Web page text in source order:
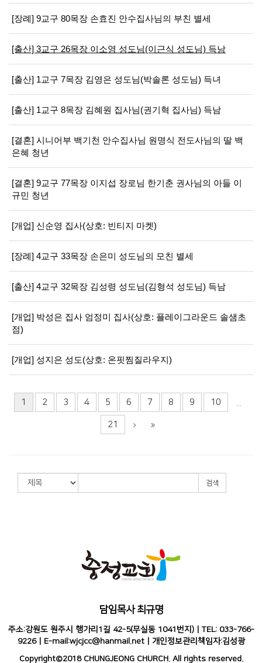
[장례] 9교구 80목장 손효진 안수집사님의 부친 별세
[출산] 3교구 26목장 이소영 성도님(이근식 성도님) 득남
[출산] 1교구 7목장 김영은 성도님(박솔론 성도님) 득녀
[출산] 1교구 8목장 김혜원 집사님(권기혁 집사님) 득남
[결혼] 시니어부 백기천 안수집사님 원명식 전도사님의 딸 백
은혜 청년
[결혼] 9교구 77목장 이지섭 장로님 한기춘 권사님의 아들 이
규민 청년
[개업] 신순영 집사(상호: 빈티지 마켓)
[장례] 4교구 33목장 손은미 성도님의 모친 별세
[출산] 4교구 32목장 김성령 성도님(김형석 성도님) 득남
[개업] 박성은 집사 엄정미 집사(상호: 플레이그라운드 솔샘초
점)
[개업] 성지은 성도(상호: 온핏찜질라우지)
1 2 3 4 5 6 7 8 9 10
21
검색
담임목사 최규명
주소:강원도 원주시 행가리1길 42-5(무실동 1041번지) | TEL: 033-766-
9226 | E-mail:wjcjcc@hanmail.net | 개인정보관리책임자:김성광
Copyright©2018 CHUNGJEONG CHURCH. All rights reserved.